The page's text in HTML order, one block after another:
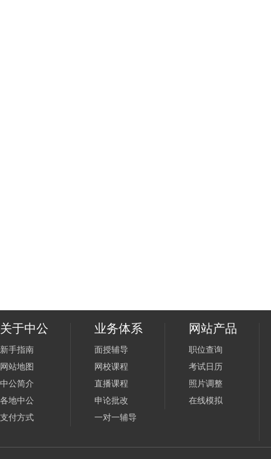
关于中公
新手指南
网站地图
中公简介
各地中公
支付方式
业务体系
面授辅导
网校课程
直播课程
申论批改
一对一辅导
网站产品
职位查询
考试日历
照片调整
在线模拟